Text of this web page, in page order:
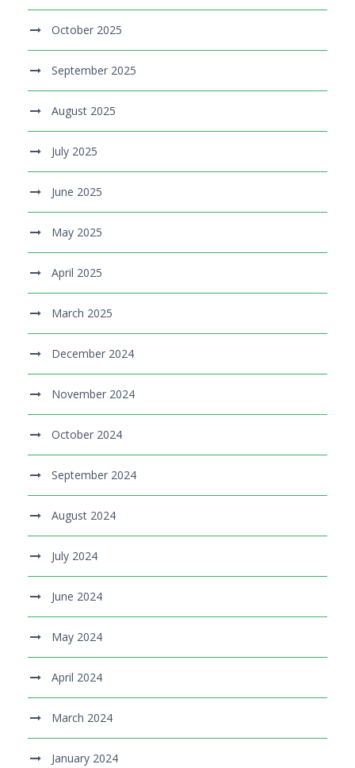
October 2025
September 2025
August 2025
July 2025
June 2025
May 2025
April 2025
March 2025
December 2024
November 2024
October 2024
September 2024
August 2024
July 2024
June 2024
May 2024
April 2024
March 2024
January 2024